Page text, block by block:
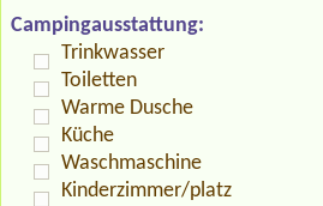
Campingausstattung:
Trinkwasser
Toiletten
Warme Dusche
Küche
Waschmaschine
Kinderzimmer/platz